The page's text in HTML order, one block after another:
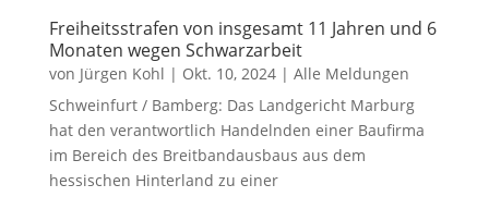
Freiheitsstrafen von insgesamt 11 Jahren und 6
Monaten wegen Schwarzarbeit
von Jürgen Kohl | Okt. 10, 2024| Alle Meldungen
Schweinfurt / Bamberg: Das Landgericht Marburg
hat den verantwortlich Handelnden einer Baufirma
im Bereich des Breitbandausbaus aus dem
hessischen Hinterland zu einer